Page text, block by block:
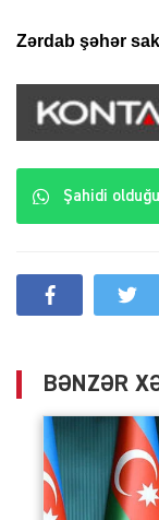
Zərdab şəhər
Şahidi
BƏNZƏR